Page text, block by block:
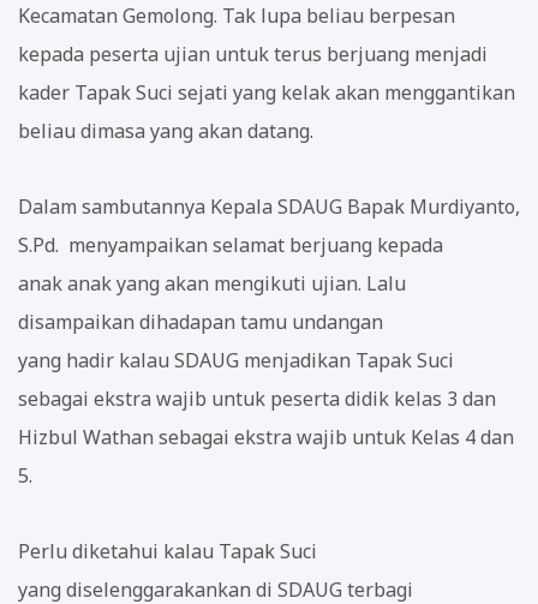
Kecamatan Gemolong. Tak lupa beliau berpesan
kepada peserta ujian untuk terus berjuang menjadi
kader Tapak Suci sejati yang kelak akan menggantikan
beliau dimasa yang akan datang.
Dalam sambutannya Kepala SDAUG Bapak Murdiyanto,
S.Pd. menyampaikan selamat berjuang kepada
anak anak yang akan mengikuti ujian. Lalu
disampaikan dihadapan tamu undangan
yang hadir kalau SDAUG menjadikan Tapak Suci
sebagai ekstra wajib untuk peserta didik kelas 3 dan
Hizbul Wathan sebagai ekstra wajib untuk Kelas 4 dan
5.
Perlu diketahui kalau Tapak Suci
yang diselenggarakankan di SDAUG terbagi